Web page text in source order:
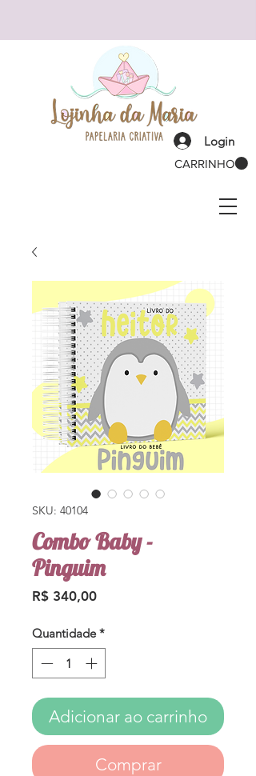
Login
CARRINHO
SKU: 40104
Combo Baby -
Pinguim
R$ 340,00Preço
Quantidade *
Adicionar ao carrinho
Comprar